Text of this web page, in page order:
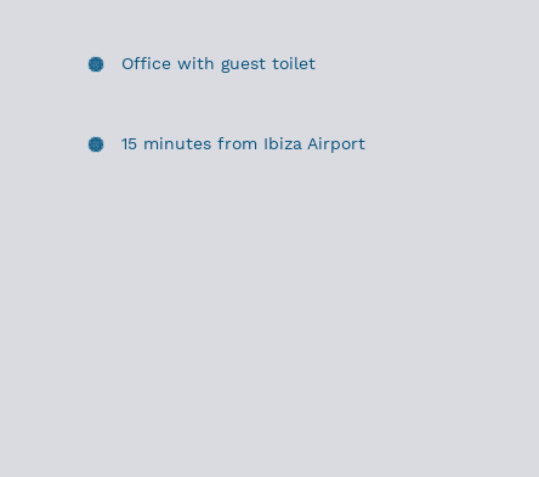
Office with guest toilet
15 minutes from Ibiza Airport